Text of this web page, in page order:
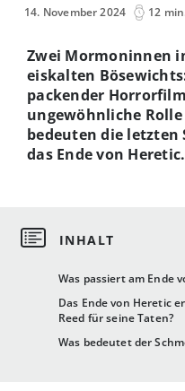
14. November 2024 12
Was passiert am Ende
Das Ende von Heretic
Reed für seine Taten?
Was bedeutet der
Zwei Mormoninnen
eiskalten
packender
ungewöhnliche
bedeuten die letzten
das Ende von Heretic.